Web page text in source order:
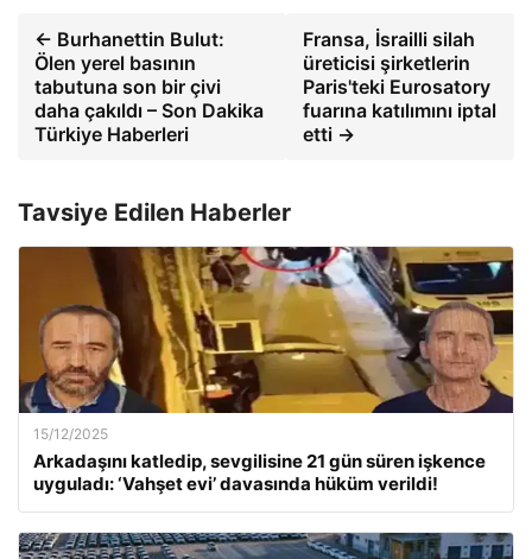
← Burhanettin Bulut:
Ölen yerel basının
tabutuna son bir çivi
daha çakıldı – Son Dakika
Türkiye Haberleri
Fransa, İsrailli silah
üreticisi şirketlerin
Paris'teki Eurosatory
fuarına katılımını iptal
etti →
Tavsiye Edilen Haberler
15/12/2025
Arkadaşını katledip, sevgilisine 21 gün süren işkence
uyguladı: ‘Vahşet evi’ davasında hüküm verildi!